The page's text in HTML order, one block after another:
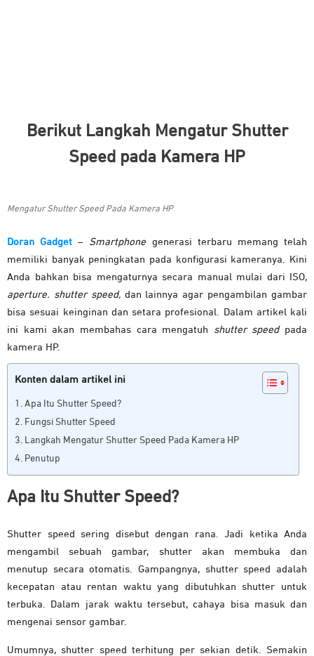
Berikut Langkah Mengatur Shutter
Speed pada Kamera HP
Mengatur Shutter Speed Pada Kamera HP
Doran Gadget – Smartphone generasi terbaru memang telah
memiliki banyak peningkatan pada konfigurasi kameranya. Kini
Anda bahkan bisa mengaturnya secara manual mulai dari ISO,
aperture. shutter speed,dan lainnya agar pengambilan gambar
bisa sesuai keinginan dan setara profesional. Dalam artikel kali
ini kami akan membahas cara mengatuh shutter speedpada
kamera HP.
Konten dalam artikel ini
Apa Itu Shutter Speed?
Fungsi Shutter Speed
Langkah Mengatur Shutter Speed Pada Kamera HP
Penutup
Apa Itu Shutter Speed?
Shutter speed sering disebut dengan rana. Jadi ketika Anda
mengambil sebuah gambar, shutter akan membuka dan
menutup secara otomatis. Gampangnya, shutter speed adalah
kecepatan atau rentan waktu yang dibutuhkan shutter untuk
terbuka. Dalam jarak waktu tersebut, cahaya bisa masuk dan
mengenai sensor gambar.
Umumnya, shutter speed terhitung per sekian detik. Semakin